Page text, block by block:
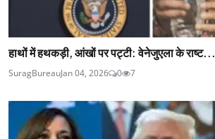
हाथों में हथकड़ी, आंखों पर पट्टी: वेनेजुएला के राष्ट...
SuragBureauJan 04, 2026 0 7